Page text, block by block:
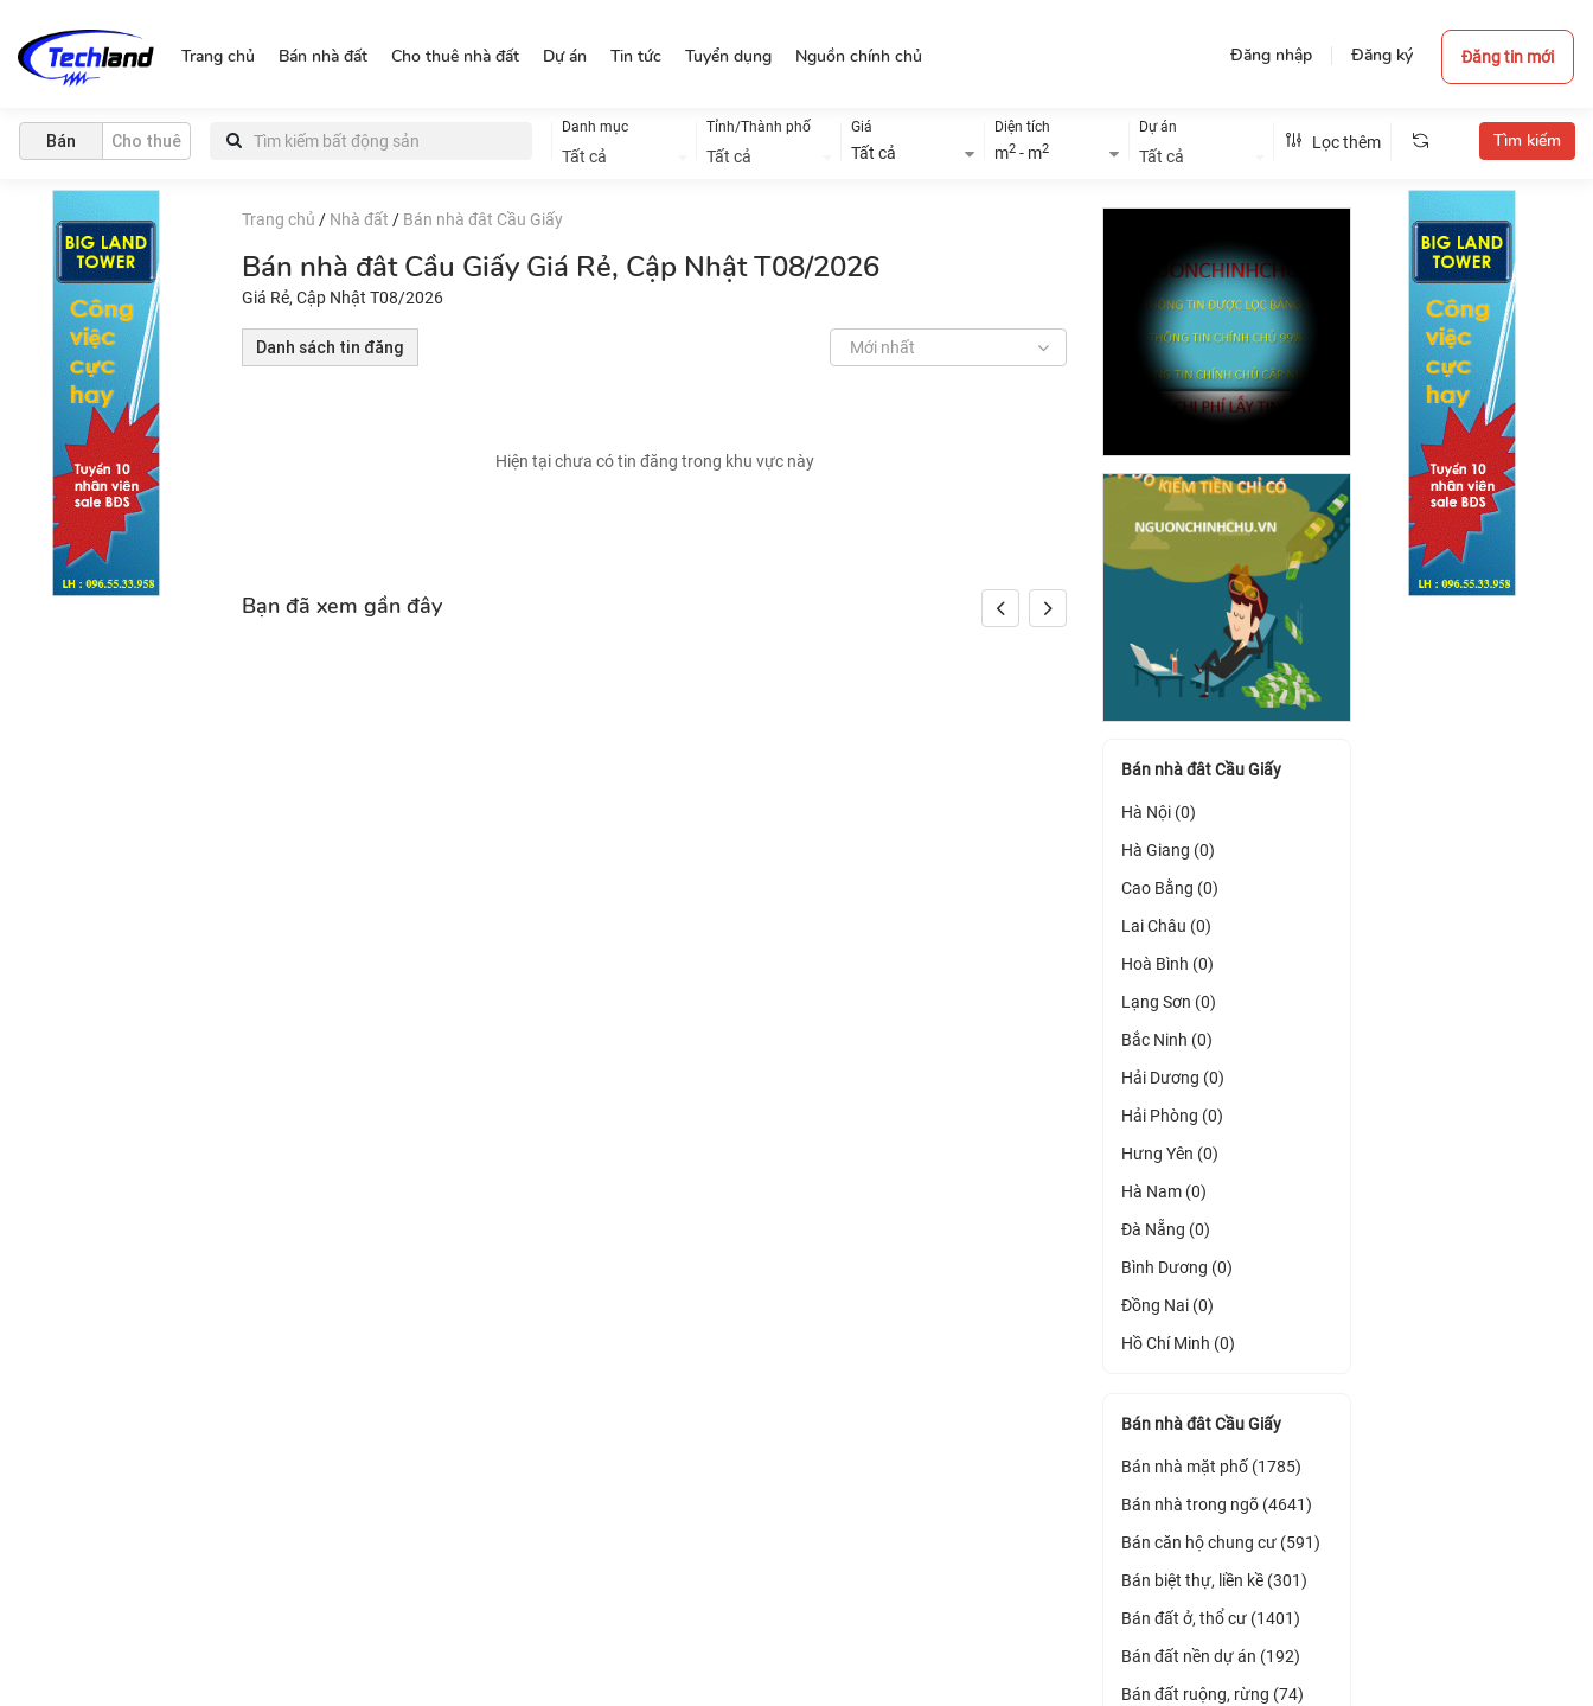
Đăng nhập Đăng ký Đăng tin mới
Trang chủ Bán nhà đất Cho thuê nhà đất Dự án Tin tức Tuyển dụng Nguồn chính chủ
Bán Cho thuê
Danh mục
Tất cả
Tỉnh/Thành phố
Tất cả
Giá
Tất cả
Diện tích
m2 - m2
Dự án
Tất cả
Lọc thêm
Trang chủ / Nhà đất / Bán nhà đât Cầu Giấy
Bán nhà đât Cầu Giấy Giá Rẻ, Cập Nhật T08/2026
Giá Rẻ, Cập Nhật T08/2026
Danh sách tin đăng Mới nhất
Hiện tại chưa có tin đăng trong khu vực này
Bạn đã xem gần đây
Bán nhà đât Cầu Giấy
Hà Nội (0)
Hà Giang (0)
Cao Bằng (0)
Lai Châu (0)
Hoà Bình (0)
Lạng Sơn (0)
Bắc Ninh (0)
Hải Dương (0)
Hải Phòng (0)
Hưng Yên (0)
Hà Nam (0)
Đà Nẵng (0)
Bình Dương (0)
Đồng Nai (0)
Hồ Chí Minh (0)
Bán nhà đât Cầu Giấy
Bán nhà mặt phố (1785)
Bán nhà trong ngõ (4641)
Bán căn hộ chung cư (591)
Bán biệt thự, liền kề (301)
Bán đất ở, thổ cư (1401)
Bán đất nền dự án (192)
Bán đất ruộng, rừng (74)